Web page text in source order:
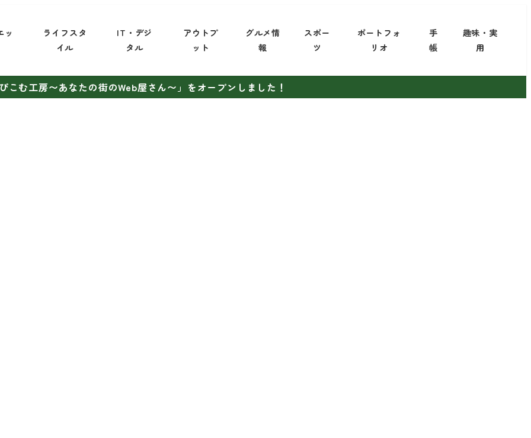
ッ
ライフスタ
イル
IT・デジ
タル
アウトプ
ット
グルメ情
報
スポー
ツ
ポートフォ
リオ
手
帳
趣味・実
用
こむ工房〜あなたの街のWeb屋さん〜」をオープンしました！